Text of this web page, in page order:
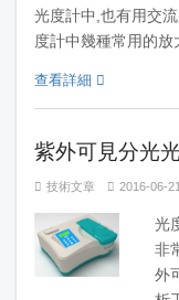
光度計中,也有用交
度計中幾種常用的放
查看詳細
紫外可見分光
技術文章 2016-06-
光
非
外